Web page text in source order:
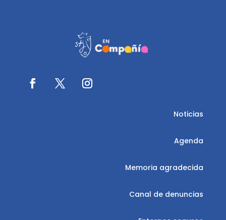
Noticias
Agenda
Memoria agradecida
Canal de denuncias